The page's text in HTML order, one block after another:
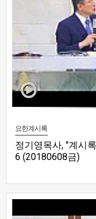
요한계시록
정기영목사, "계시
6 (20180608금)